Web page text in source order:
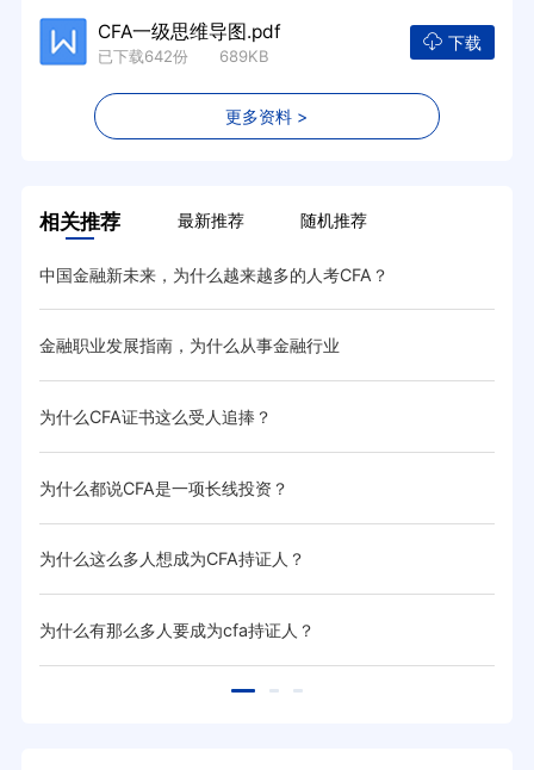
CFA一级思维导图.pdf
已下载642份 689KB
下载
更多资料 >
相关推荐 最新推荐 随机推荐
中国金融新未来，为什么越来越多的人考CFA？
金融职业发展指南，为什么从事金融行业
为什么CFA证书这么受人追捧？
为什么都说CFA是一项长线投资？
为什么这么多人想成为CFA持证人？
为什么有那么多人要成为cfa持证人？